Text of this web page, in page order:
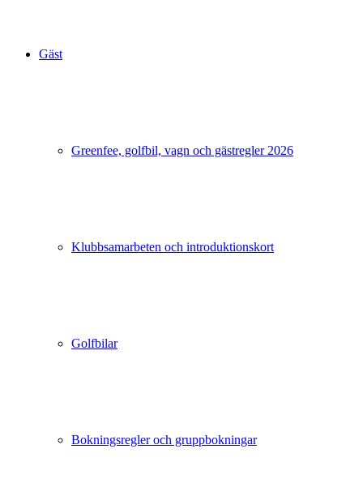
Gäst
Greenfee, golfbil, vagn och gästregler 2026
Klubbsamarbeten och introduktionskort
Golfbilar
Bokningsregler och gruppbokningar